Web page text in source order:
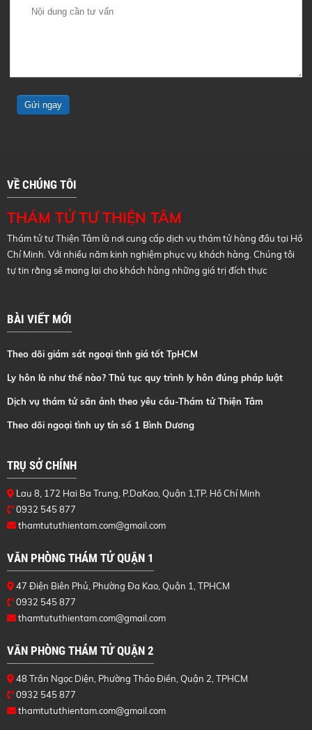
VỀ CHÚNG TÔI
THÁM TỬ TƯ THIỆN TÂM
Thám tử tư Thiện Tâm là nơi cung cấp dịch vụ thám tử hàng đầu tại Hồ
Chí Minh. Với nhiều năm kinh nghiệm phục vụ khách hàng. Chúng tôi
tự tin rằng sẽ mang lại cho khách hàng những giá trị đích thực
BÀI VIẾT MỚI
Theo dõi giám sát ngoại tình giá tốt TpHCM
Ly hôn là như thế nào? Thủ tục quy trình ly hôn đúng pháp luật
Dịch vụ thám tử săn ảnh theo yêu cầu-Thám tử Thiện Tâm
Theo dõi ngoại tình uy tín số 1 Bình Dương
TRỤ SỞ CHÍNH
Lau 8, 172 Hai Ba Trung, P.DaKao, Quận 1,TP. Hồ Chí Minh
0932 545 877
thamtututhientam.com@gmail.com
VĂN PHÒNG THÁM TỬ QUẬN 1
47 Điện Biên Phủ, Phường Đa Kao, Quận 1, TPHCM
0932 545 877
thamtututhientam.com@gmail.com
VĂN PHÒNG THÁM TỬ QUẬN 2
48 Trần Ngọc Diện, Phường Thảo Điền, Quận 2, TPHCM
0932 545 877
thamtututhientam.com@gmail.com